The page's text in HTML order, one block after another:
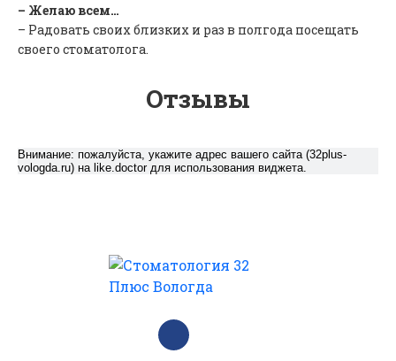
– Желаю всем…
– Радовать своих близких и раз в полгода посещать
своего стоматолога.
Отзывы